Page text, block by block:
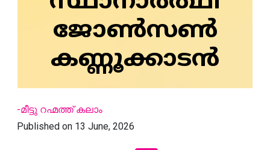
ജോൺസൺ
കണ്ണൂക്കാടൻ
-മീട്ടു റഹ്മത്ത് കലാം
Published on 13 June, 2026